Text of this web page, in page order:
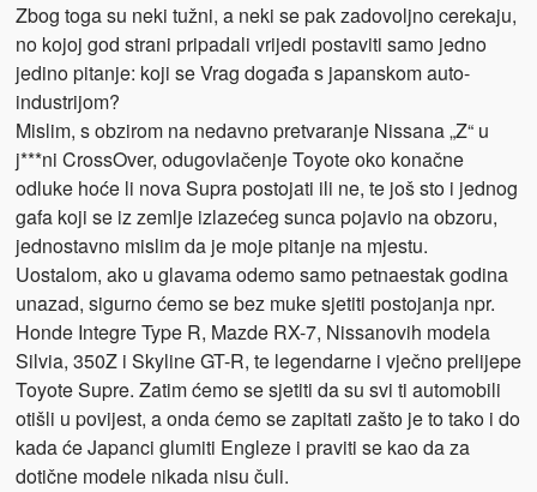
Zbog toga su neki tužni, a neki se pak zadovoljno cerekaju,
no kojoj god strani pripadali vrijedi postaviti samo jedno
jedino pitanje: koji se Vrag događa s japanskom auto-
industrijom?
Mislim, s obzirom na nedavno pretvaranje Nissana „Z“ u
j***ni CrossOver, odugovlačenje Toyote oko konačne
odluke hoće li nova Supra postojati ili ne, te još sto i jednog
gafa koji se iz zemlje izlazećeg sunca pojavio na obzoru,
jednostavno mislim da je moje pitanje na mjestu.
Uostalom, ako u glavama odemo samo petnaestak godina
unazad, sigurno ćemo se bez muke sjetiti postojanja npr.
Honde Integre Type R, Mazde RX-7, Nissanovih modela
Silvia, 350Z i Skyline GT-R, te legendarne i vječno prelijepe
Toyote Supre. Zatim ćemo se sjetiti da su svi ti automobili
otišli u povijest, a onda ćemo se zapitati zašto je to tako i do
kada će Japanci glumiti Engleze i praviti se kao da za
dotične modele nikada nisu čuli.